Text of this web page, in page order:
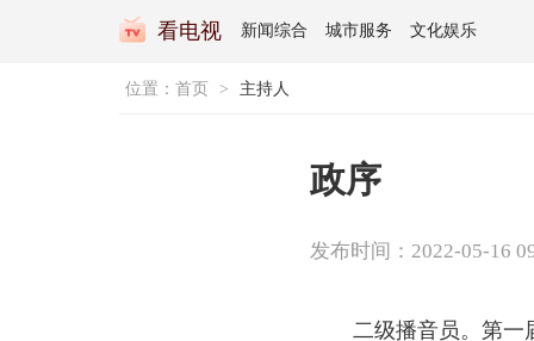
看电视 新闻综合 城市服务 文化娱乐
位置： 首页 > 主持人
政序
发布时间：2022-05-16
二级播音员。第一